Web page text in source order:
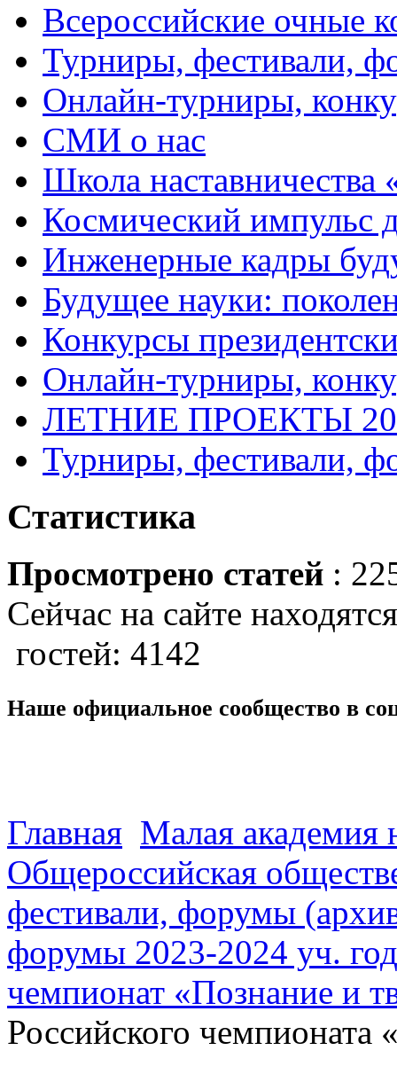
Всероссийские очные
Турниры, фестивали,
Онлайн-турниры,
СМИ о нас
Школа
Космический импульс
Инженерные кадры
Будущее науки:
Конкурсы
Онлайн-турниры,
ЛЕТНИЕ ПРОЕКТЫ
Турниры, фестивали,
Статистика
Просмотрено статей :
Сейчас на сайте
гостей: 4142
Наше официальное сообщество в
Главная Малая академия
Общероссийская
фестивали, форумы
форумы 2023-2024 уч.
чемпионат «Познание и
Российского чемпионата